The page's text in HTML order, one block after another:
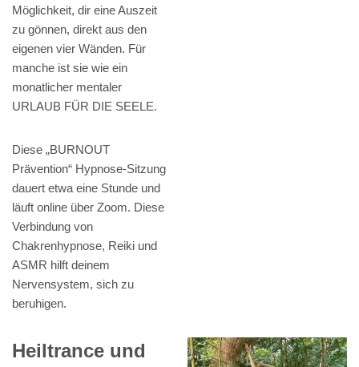
Möglichkeit, dir eine Auszeit
zu gönnen, direkt aus den
eigenen vier Wänden. Für
manche ist sie wie ein
monatlicher mentaler
URLAUB FÜR DIE SEELE.
Diese „BURNOUT
Prävention“ Hypnose-Sitzung
dauert etwa eine Stunde und
läuft online über Zoom. Diese
Verbindung von
Chakrenhypnose, Reiki und
ASMR hilft deinem
Nervensystem, sich zu
beruhigen.
Heiltrance und